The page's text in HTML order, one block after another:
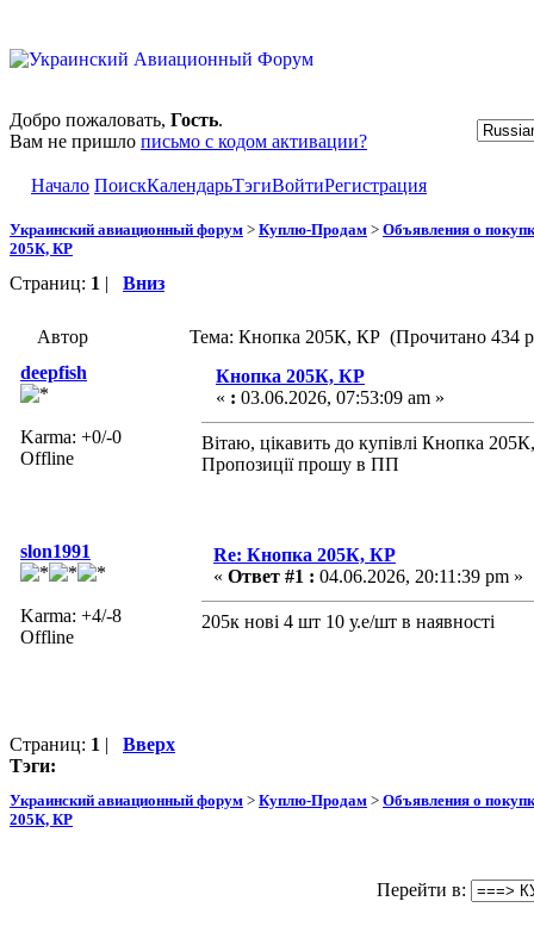
Добро пожаловать, Гость.
Вам не пришло письмо с кодом активации?
Начало ПоискКалендарьТэгиВойтиРегистрация
Украинский авиационный форум > Куплю-Продам > Объявления о
205К, КР
Страниц: 1 | Вниз
Автор
Тема: Кнопка 205К, КР (Прочитано 434
deepfish
Karma: +0/-0
Offline
Кнопка 205К, КР
« : 03.06.2026, 07:53:09 am »
Вітаю, цікавить до купівлі Кнопка
Пропозиції прошу в ПП
slon1991
Karma: +4/-8
Offline
Re: Кнопка 205К, КР
« Ответ #1 : 04.06.2026, 20:11:39 pm »
205к нові 4 шт 10 у.е/шт в наявності
Страниц: 1 | Вверх
Тэги:
Украинский авиационный форум > Куплю-Продам > Объявления о
205К, КР
Перейти в: